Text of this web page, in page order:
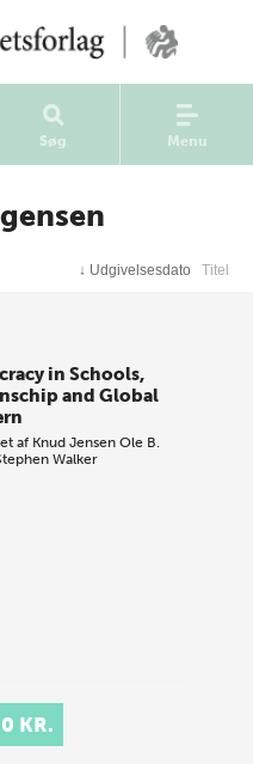
Søg Menu
↓ Udgivelsesdato Titel
in Schools,
and Global
af Knud Jensen Ole B.
Walker
KR.